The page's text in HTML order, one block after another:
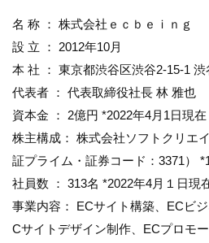
名 称 ： 株式会社ｅｃｂｅｉｎｇ
設 立 ： 2012年10月
本 社 ： 東京都渋谷区渋谷2-15-1
代表者 ： 代表取締役社長 林 雅也
資本金 ： 2億円 *2022年4月1日現在
株主構成： 株式会社ソフトクリエ
証プライム・証券コード：3371）
社員数 ： 313名 *2022年4月１日現
事業内容： ECサイト構築、ECビ
Cサイトデザイン制作、ECプロモ